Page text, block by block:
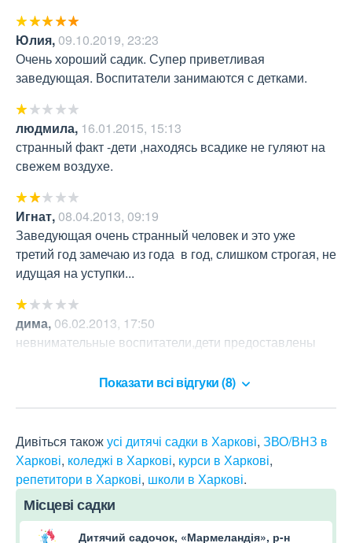
Юлия,09.10.2019, 23:23
Очень хороший садик. Супер приветливая
заведующая. Воспитатели занимаются с детками.
людмила, 16.01.2015, 15:13
странный факт -дети ,находясь всадике не гуляют на
свежем воздухе.
Игнат,08.04.2013, 09:19
Заведующая очень странный человек и это уже
третий год замечаю из года  в год, слишком строгая, не
идущая на уступки...
дима, 06.02.2013, 17:50
невнимательные воспитатели,дети предоставлены
Показати всі відгуки (8)
Дивіться такожусі дитячі садки в Харкові, ЗВО/ВНЗ в
Харкові, коледжі в Харкові, курси в Харкові,
репетитори в Харкові, школи в Харкові.
Місцеві садки
Дитячий садочок, «Мармеландія», р-н